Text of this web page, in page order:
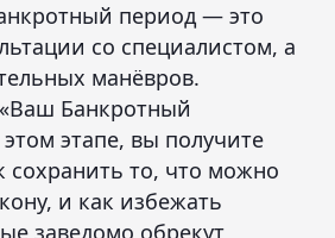
период — это
со специалистом, а
манёвров.
Банкротный
этом этапе, вы получите
сохранить то, что можно
и как избежать
заведомо обрекут